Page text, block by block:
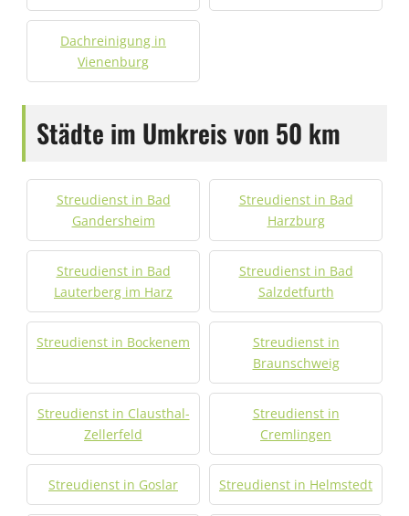
Dachreinigung in
Vienenburg
Städte im Umkreis von 50 km
Streudienst in Bad
Gandersheim
Streudienst in Bad
Harzburg
Streudienst in Bad
Lauterberg im Harz
Streudienst in Bad
Salzdetfurth
Streudienst in Bockenem
Streudienst in
Braunschweig
Streudienst in Clausthal-
Zellerfeld
Streudienst in
Cremlingen
Streudienst in Goslar Streudienst in Helmstedt